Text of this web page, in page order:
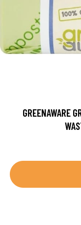
GREENAWARE